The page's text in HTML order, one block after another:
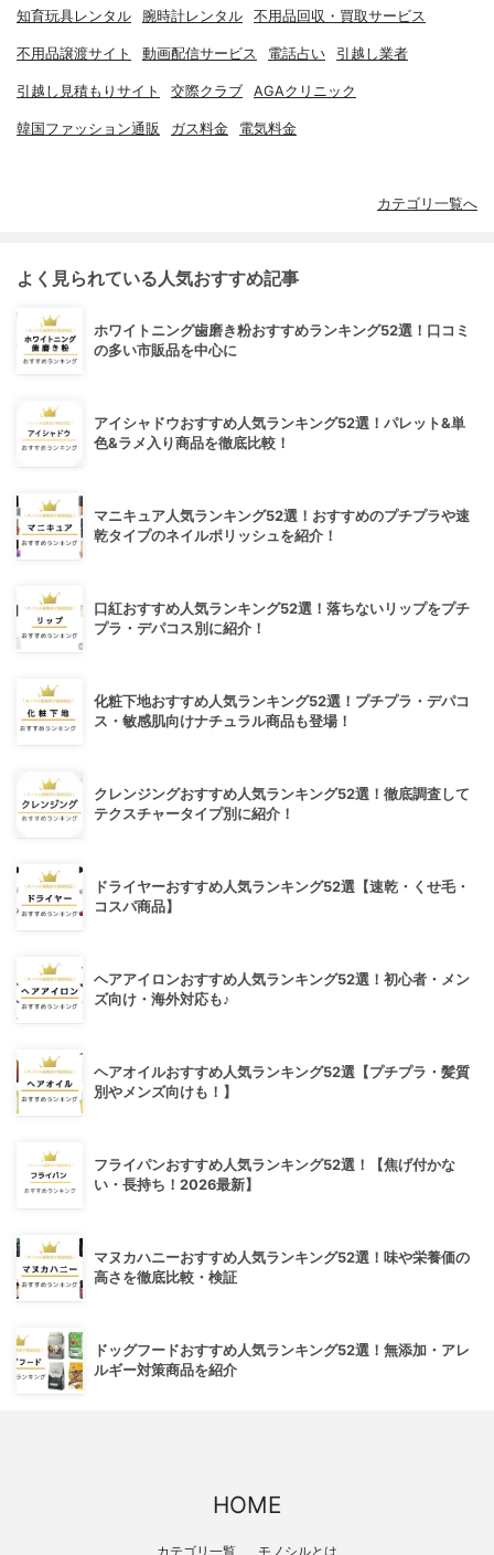
知育玩具レンタル 腕時計レンタル 不用品回収・買取サービス
不用品譲渡サイト 動画配信サービス 電話占い 引越し業者
引越し見積もりサイト 交際クラブ AGAクリニック
韓国ファッション通販 ガス料金 電気料金
カテゴリ一覧へ
よく見られている人気おすすめ記事
ホワイトニング歯磨き粉おすすめランキング52選！口コミ
の多い市販品を中心に
アイシャドウおすすめ人気ランキング52選！パレット&単
色&ラメ入り商品を徹底比較！
マニキュア人気ランキング52選！おすすめのプチプラや速
乾タイプのネイルポリッシュを紹介！
口紅おすすめ人気ランキング52選！落ちないリップをプチ
プラ・デパコス別に紹介！
化粧下地おすすめ人気ランキング52選！プチプラ・デパコ
ス・敏感肌向けナチュラル商品も登場！
クレンジングおすすめ人気ランキング52選！徹底調査して
テクスチャータイプ別に紹介！
ドライヤーおすすめ人気ランキング52選【速乾・くせ毛・
コスパ商品】
ヘアアイロンおすすめ人気ランキング52選！初心者・メン
ズ向け・海外対応も♪
ヘアオイルおすすめ人気ランキング52選【プチプラ・髪質
別やメンズ向けも！】
フライパンおすすめ人気ランキング52選！【焦げ付かな
い・長持ち！2026最新】
マヌカハニーおすすめ人気ランキング52選！味や栄養価の
高さを徹底比較・検証
ドッグフードおすすめ人気ランキング52選！無添加・アレ
ルギー対策商品を紹介
HOME
カテゴリ一覧 モノシルとは